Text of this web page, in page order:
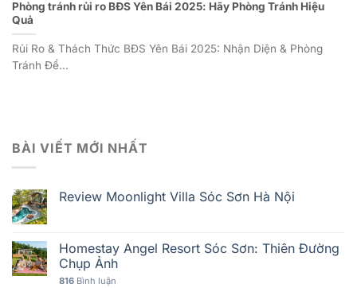
Phòng tránh rủi ro BĐS Yên Bái 2025: Hãy Phòng Tránh Hiệu
Quả
Rủi Ro & Thách Thức BĐS Yên Bái 2025: Nhận Diện & Phòng
Tránh Để...
BÀI VIẾT MỚI NHẤT
Review Moonlight Villa Sóc Sơn Hà Nội
Homestay Angel Resort Sóc Sơn: Thiên Đường
Chụp Ảnh
816 Bình luận